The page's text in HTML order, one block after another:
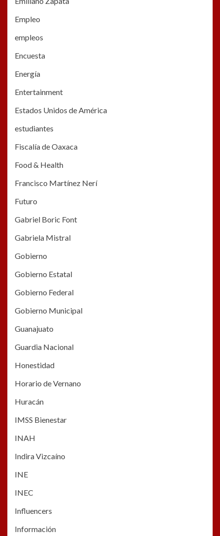
Empleo
empleos
Encuesta
Energía
Entertainment
Estados Unidos de América
estudiantes
Fiscalía de Oaxaca
Food & Health
Francisco Martínez Nerí
Futuro
Gabriel Boric Font
Gabriela Mistral
Gobierno
Gobierno Estatal
Gobierno Federal
Gobierno Municipal
Guanajuato
Guardia Nacional
Honestidad
Horario de Vernano
Huracán
IMSS Bienestar
INAH
Indira Vizcaíno
INE
INEC
Influencers
Información